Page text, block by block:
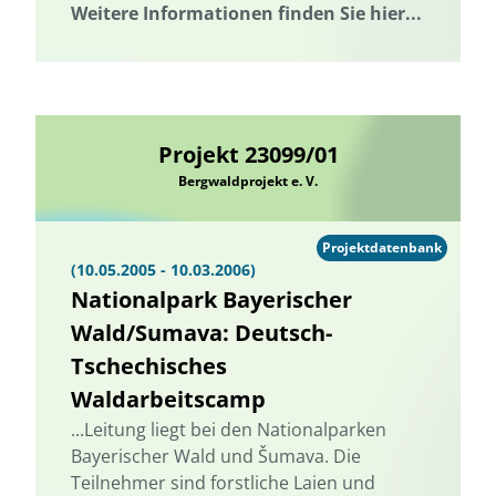
Weitere Informationen finden Sie hier...
Projekt 23099/01
Bergwaldprojekt e. V.
(10.05.2005 - 10.03.2006)
Nationalpark Bayerischer
Wald/Sumava: Deutsch-
Tschechisches
Waldarbeitscamp
...Leitung liegt bei den Nationalparken
Bayerischer Wald und Šumava. Die
Teilnehmer sind forstliche Laien und
Projektdatenbank